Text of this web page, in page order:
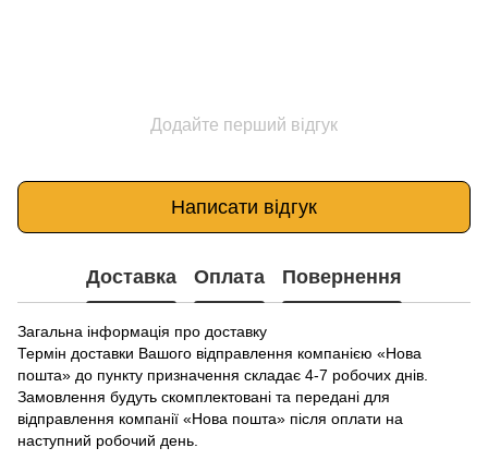
Додайте перший відгук
Написати відгук
Доставка Оплата Повернення
Загальна інформація про доставку
Термін доставки Вашого відправлення компанією «Нова
пошта» до пункту призначення складає 4-7 робочих днів.
Замовлення будуть скомплектовані та передані для
відправлення компанії «Нова пошта» після оплати на
наступний робочий день.